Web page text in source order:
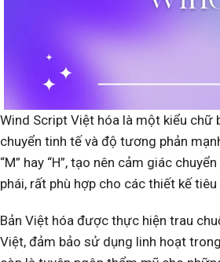
Wind Script Việt hóa là một kiểu chữ
chuyển tinh tế và độ tương phản
“M” hay “H”, tạo nên cảm giác
phái, rất phù hợp cho các thiết kế
Bản Việt hóa được thực hiện trau
Việt, đảm bảo sử dụng linh hoạt